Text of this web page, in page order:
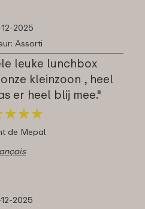
2025
Assorti
leuke lunchbox
kleinzoon , heel
er heel blij mee."
★★★
★★★
de Mepal
2025